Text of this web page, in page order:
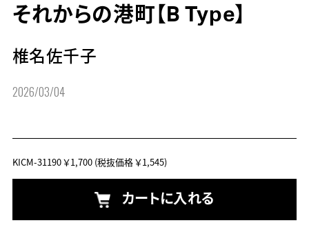
それからの港町【B Type】
椎名佐千子
2026/03/04
KICM-31190￥1,700(税抜価格 ￥1,545)
カートに入れる